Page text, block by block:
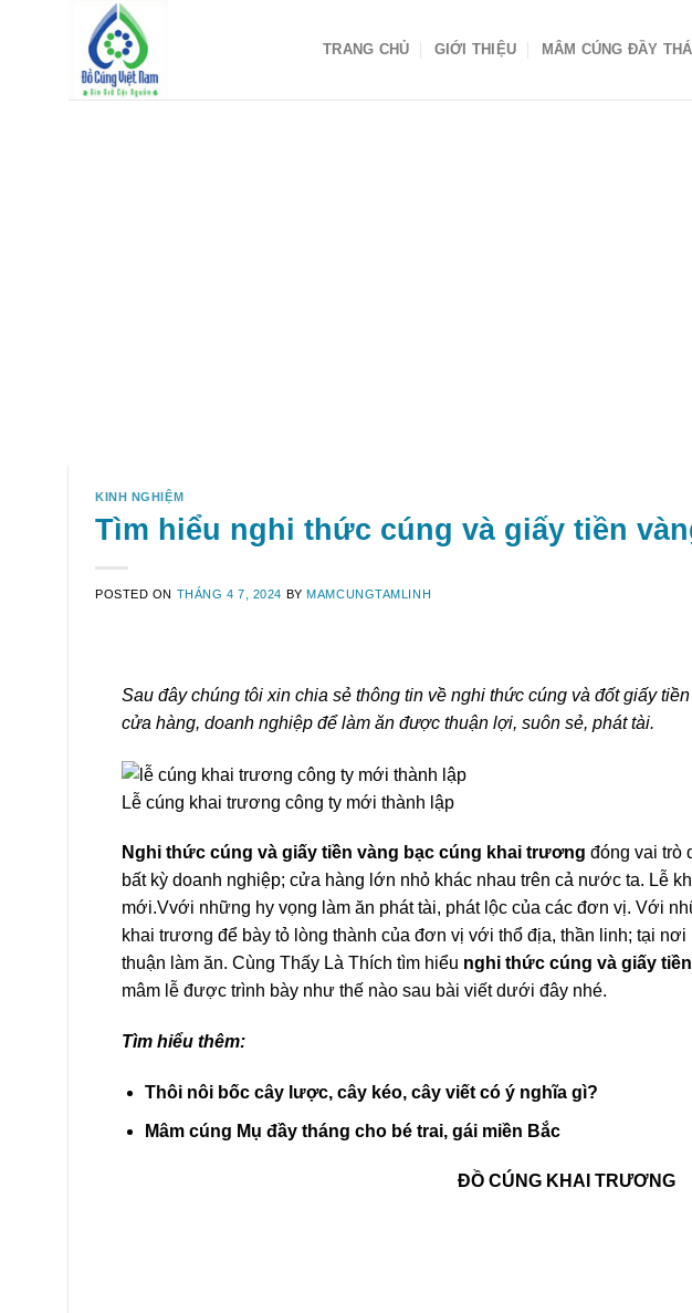
TRANG CHỦ GIỚI THIỆU MÂM CÚNG ĐẦY
KINH NGHIỆM
Tìm hiểu nghi thức cúng và giấy tiền
POSTED ON THÁNG 4 7, 2024 BYMAMCUNGTAMLINH
Sau đây chúng tôi xin chia sẻ thông tin về nghi thức cúng và đốt giấy
cửa hàng, doanh nghiệp để làm ăn được thuận lợi, suôn sẻ, phát tài.
Lễ cúng khai trương công ty mới thành lập
Nghi thức cúng và giấy tiền vàng bạc cúng khai trương đóng vai trò
bất kỳ doanh nghiệp; cửa hàng lớn nhỏ khác nhau trên cả nước ta. Lễ
mới.Vvới những hy vọng làm ăn phát tài, phát lộc của các đơn vị. Với
khai trương để bày tỏ lòng thành của đơn vị với thổ địa, thần linh; tại
thuận làm ăn. Cùng Thấy Là Thích tìm hiểu nghi thức cúng và giấy
mâm lễ được trình bày như thế nào sau bài viết dưới đây nhé.
Tìm hiểu thêm:
Thôi nôi bốc cây lược, cây kéo, cây viết có ý nghĩa gì?
Mâm cúng Mụ đầy tháng cho bé trai, gái miền Bắc
ĐỒ CÚNG KHAI TRƯƠNG